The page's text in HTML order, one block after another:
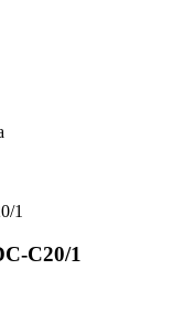
C20/1